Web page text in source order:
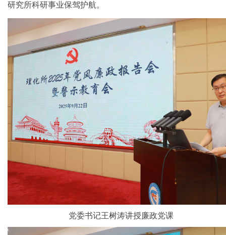
研究所科研事业保驾护航。
党委书记王树涛讲授廉政党课